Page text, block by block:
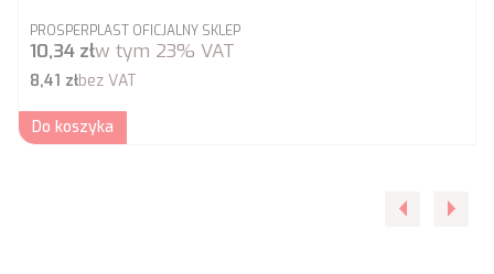
PRODUCENT
PROSPERPLAST OFICJALNY SKLEP
Cena brutto
10,34 złw tym 23% VAT
Cena netto
8,41 złbez VAT
Do koszyka